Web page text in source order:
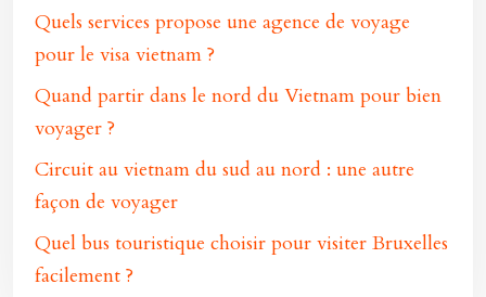
Quels services propose une agence de voyage
pour le visa vietnam ?
Quand partir dans le nord du Vietnam pour bien
voyager ?
Circuit au vietnam du sud au nord : une autre
façon de voyager
Quel bus touristique choisir pour visiter Bruxelles
facilement ?